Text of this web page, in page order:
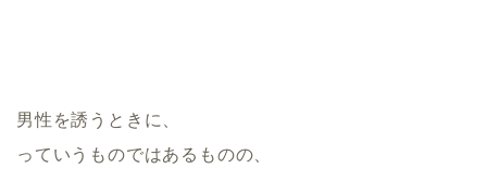
男性を誘うときに、
っていうものではあるものの、